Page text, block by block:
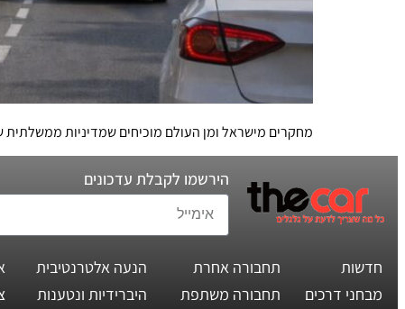
מחקרים מישראל ומן העולם מוכיחים שמדיניות ממשלתית שמעכבת או לא
הירשמו לקבלת עדכונים
חדשות
מבחני דרכים
תחבורה אחרת
תחבורה משתפת
הנעה אלטרנטיבית
היברידיות ונטענות